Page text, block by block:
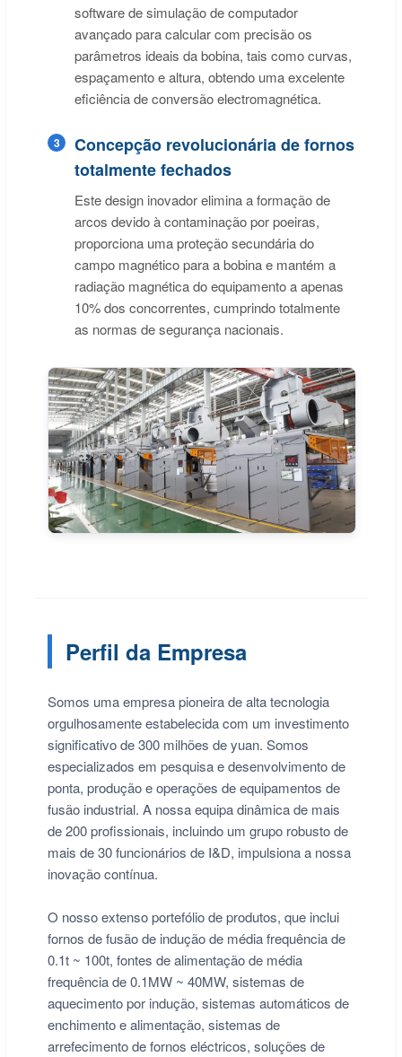
software de simulação de computador
avançado para calcular com precisão os
parâmetros ideais da bobina, tais como curvas,
espaçamento e altura, obtendo uma excelente
eficiência de conversão electromagnética.
3
Concepção revolucionária de fornos
totalmente fechados
Este design inovador elimina a formação de
arcos devido à contaminação por poeiras,
proporciona uma proteção secundária do
campo magnético para a bobina e mantém a
radiação magnética do equipamento a apenas
10% dos concorrentes, cumprindo totalmente
as normas de segurança nacionais.
Perfil da Empresa
Somos uma empresa pioneira de alta tecnologia
orgulhosamente estabelecida com um investimento
significativo de 300 milhões de yuan. Somos
especializados em pesquisa e desenvolvimento de
ponta, produção e operações de equipamentos de
fusão industrial. A nossa equipa dinâmica de mais
de 200 profissionais, incluindo um grupo robusto de
mais de 30 funcionários de I&D, impulsiona a nossa
inovação contínua.
O nosso extenso portefólio de produtos, que inclui
fornos de fusão de indução de média frequência de
0.1t ~ 100t, fontes de alimentação de média
frequência de 0.1MW ~ 40MW, sistemas de
aquecimento por indução, sistemas automáticos de
enchimento e alimentação, sistemas de
arrefecimento de fornos eléctricos, soluções de